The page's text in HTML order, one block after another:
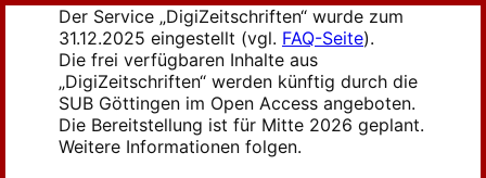
Der Service „DigiZeitschriften“ wurde zum
31.12.2025 eingestellt (vgl. FAQ-Seite).
Die frei verfügbaren Inhalte aus
„DigiZeitschriften“ werden künftig durch die
SUB Göttingen im Open Access angeboten.
Die Bereitstellung ist für Mitte 2026 geplant.
Weitere Informationen folgen.